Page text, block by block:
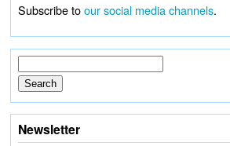
Subscribe toour social media channels.
Newsletter